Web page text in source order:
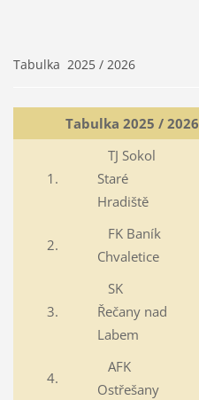
Tabulka 2025 / 2026
Tabulka 2025 / 2026
1.
TJ Sokol
Staré
Hradiště
2.
FK Baník
Chvaletice
3.
SK
Řečany nad
Labem
4.
AFK
Ostřešany